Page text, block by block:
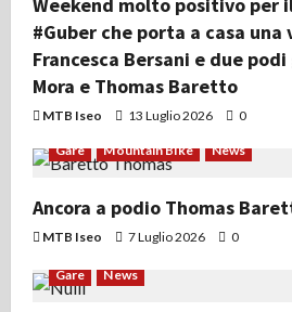
Weekend molto positivo per
#Guber che porta a casa
Francesca Bersani e due
Mora e Thomas Baretto
MTB Iseo 13 Luglio 2026 0
Gare Mountain Bike News
Ancora a podio Thomas
MTB Iseo 7 Luglio 2026 0
Gare News